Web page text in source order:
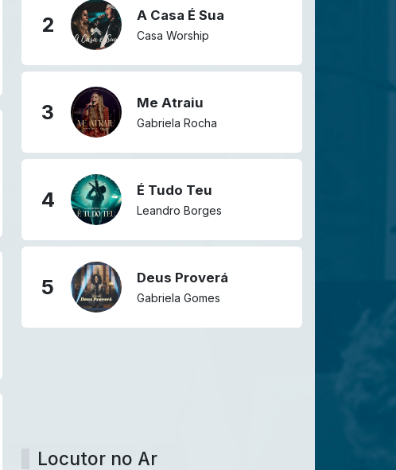
2 A Casa É Sua
Casa Worship
3 Me Atraiu
Gabriela Rocha
4 É Tudo Teu
Leandro Borges
5 Deus Proverá
Gabriela Gomes
Locutor no Ar